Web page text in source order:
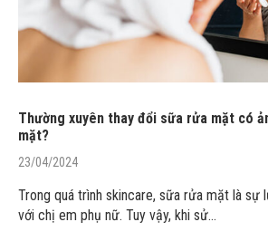
Thường xuyên thay đổi sữa rửa mặt có
mặt?
23/04/2024
Trong quá trình skincare, sữa rửa mặt là sự
với chị em phụ nữ. Tuy vậy, khi sử…